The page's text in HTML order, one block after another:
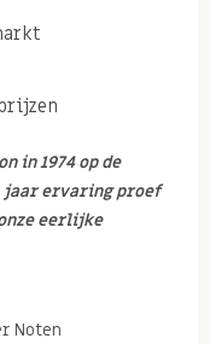
in 1974 op de
jaar ervaring proef
eerlijke
Noten